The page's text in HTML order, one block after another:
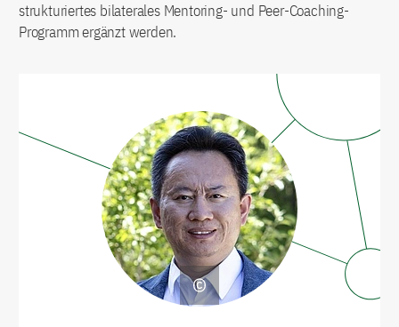
strukturiertes bilaterales Mentoring- und Peer-Coaching-
Programm ergänzt werden.